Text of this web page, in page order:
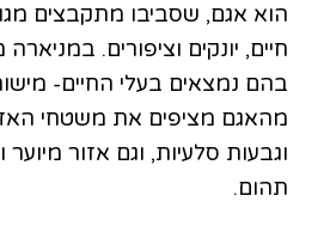
הוא אגם, שסביבו מתקבצים
חיים, יונקים וציפורים.
בהם נמצאים בעלי החיים-
מהאגם מציפים את משטחי
וגבעות סלעיות, וגם אזור
תהום.